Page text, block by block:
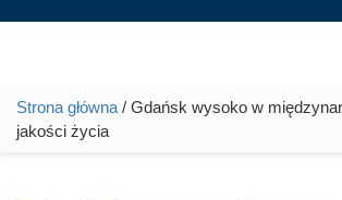
wyszukiwania
Jesteś tutaj
Strona główna / Gdańsk wysoko w
jakości życia